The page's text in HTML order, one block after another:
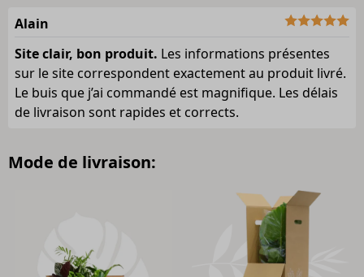
Alain
Site clair, bon produit. Les informations présentes
sur le site correspondent exactement au produit livré.
Le buis que j’ai commandé est magnifique. Les délais
de livraison sont rapides et corrects.
Mode de livraison: